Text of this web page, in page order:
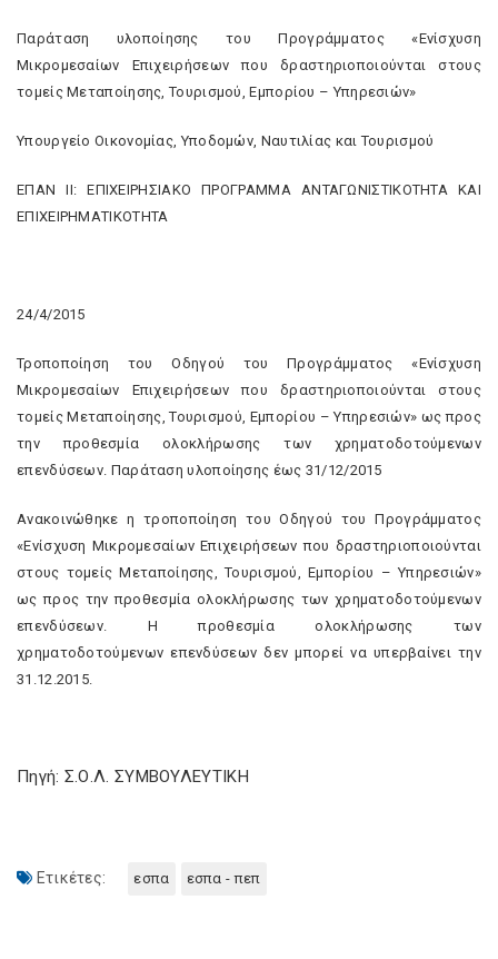
Παράταση υλοποίησης του Προγράμματος «Ενίσχυση
Μικρομεσαίων Επιχειρήσεων που δραστηριοποιούνται στους
τομείς Μεταποίησης, Τουρισμού, Εμπορίου – Υπηρεσιών»
Υπουργείο Οικονομίας, Υποδομών, Ναυτιλίας και Τουρισμού
ΕΠΑΝ ΙΙ: ΕΠΙΧΕΙΡΗΣΙΑΚΟ ΠΡΟΓΡΑΜΜΑ ΑΝΤΑΓΩΝΙΣΤΙΚΟΤΗΤΑ ΚΑΙ
ΕΠΙΧΕΙΡΗΜΑΤΙΚΟΤΗΤΑ
24/4/2015
Τροποποίηση του Οδηγού του Προγράμματος «Ενίσχυση
Μικρομεσαίων Επιχειρήσεων που δραστηριοποιούνται στους
τομείς Μεταποίησης, Τουρισμού, Εμπορίου – Υπηρεσιών» ως προς
την προθεσμία ολοκλήρωσης των χρηματοδοτούμενων
επενδύσεων. Παράταση υλοποίησης έως 31/12/2015
Ανακοινώθηκε η τροποποίηση του Οδηγού του Προγράμματος
«Ενίσχυση Μικρομεσαίων Επιχειρήσεων που δραστηριοποιούνται
στους τομείς Μεταποίησης, Τουρισμού, Εμπορίου – Υπηρεσιών»
ως προς την προθεσμία ολοκλήρωσης των χρηματοδοτούμενων
επενδύσεων. Η προθεσμία ολοκλήρωσης των
χρηματοδοτούμενων επενδύσεων δεν μπορεί να υπερβαίνει την
31.12.2015.
Πηγή: Σ.Ο.Λ. ΣΥΜΒΟΥΛΕΥΤΙΚΗ
Ετικέτες: εσπα εσπα - πεπ